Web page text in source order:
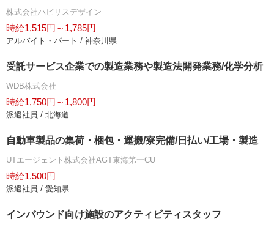
株式会社ハビリスデザイン
時給1,515円～1,785円
アルバイト・パート / 神奈川県
受託サービス企業での製造業務や製造法開発業務/化学分析
WDB株式会社
時給1,750円～1,800円
派遣社員 / 北海道
自動車製品の集荷・梱包・運搬/寮完備/日払い/工場・製造
UTエージェント株式会社AGT東海第一CU
時給1,500円
派遣社員 / 愛知県
インバウンド向け施設のアクティビティスタッフ